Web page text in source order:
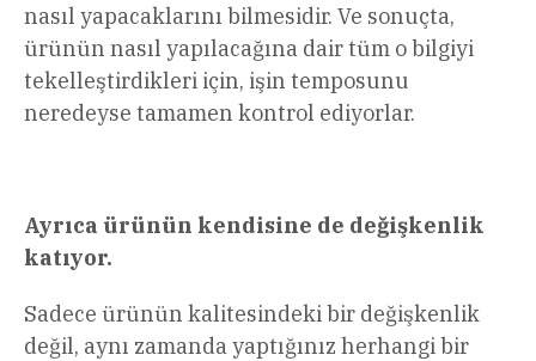
nasıl yapacaklarını bilmesidir. Ve sonuçta,
ürünün nasıl yapılacağına dair tüm o bilgiyi
tekelleştirdikleri için, işin temposunu
neredeyse tamamen kontrol ediyorlar.
Ayrıca ürünün kendisine de değişkenlik
katıyor.
Sadece ürünün kalitesindeki bir değişkenlik
değil, aynı zamanda yaptığınız herhangi bir